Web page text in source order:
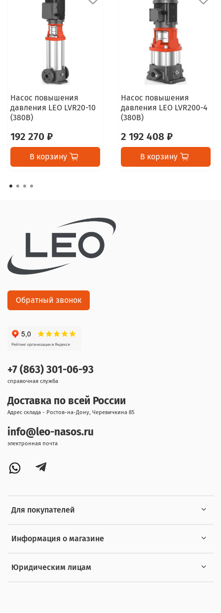
Насос повышения
давления LEO LVR20-10
(380В)
192 270 ₽
В корзину
Насос повышения
давления LEO LVR200-4
(380В)
2 192 408 ₽
В корзину
Для покупателей
Информация о магазине
Юридическим лицам
+7 (863) 301-06-93
справочная служба
Доставка по всей России
Адрес склада - Ростов-на-Дону, Черевичкина 85
info@leo-nasos.ru
электронная почта
Обратный звонок